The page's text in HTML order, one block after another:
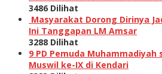
3486 Dilihat
Masyarakat Dorong Dirinya
Ini Tanggapan LM Amsar
3288 Dilihat
9 PD Pemuda
Muswil ke-IX di Kendari